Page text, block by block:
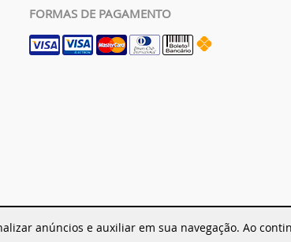
FORMAS DE PAGAMENTO
anúncios e auxiliar em sua navegação. Ao